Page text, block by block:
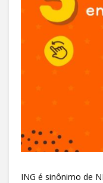
ING é sinônimo de